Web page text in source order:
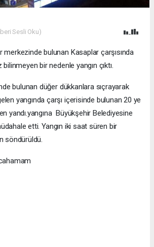
Sesli Oku)
merkezinde bulunan Kasaplar çarşısında
bir nedenle yangın çıktı.
bulunan düğer dükkanlara sıçrayarak
yangında çarşı içerisinde bulunan 20 ye
yandı.yangına Büyükşehir Belediyesine
etti. Yangın iki saat süren bir
söndürüldü.